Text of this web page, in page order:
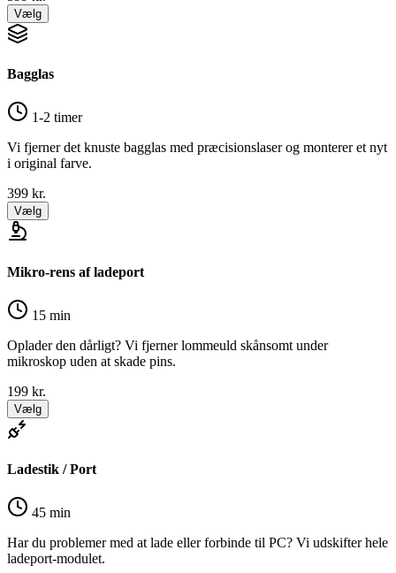
Vælg
Bagglas
1-2 timer
Vi fjerner det knuste bagglas med præcisionslaser og monterer et nyt
i original farve.
399 kr.
Vælg
Mikro-rens af ladeport
15 min
Oplader den dårligt? Vi fjerner lommeuld skånsomt under
mikroskop uden at skade pins.
199 kr.
Vælg
Ladestik / Port
45 min
Har du problemer med at lade eller forbinde til PC? Vi udskifter hele
ladeport-modulet.